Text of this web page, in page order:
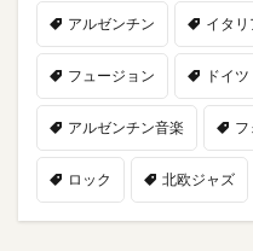
アルゼンチン イタリ
フュージョン ドイツ
アルゼンチン音楽 フ
ロック 北欧ジャズ